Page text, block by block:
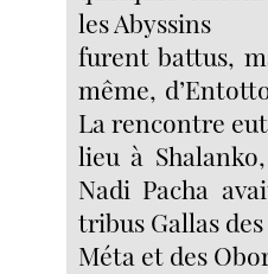
les Abyssins
furent battus,
même,
La rencontre eut
lieu à
Nadi Pacha
tribus Gallas des
Méta et des